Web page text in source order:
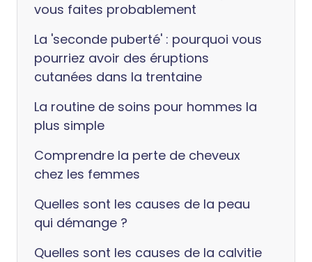
vous faites probablement
La 'seconde puberté' : pourquoi vous
pourriez avoir des éruptions
cutanées dans la trentaine
La routine de soins pour hommes la
plus simple
Comprendre la perte de cheveux
chez les femmes
Quelles sont les causes de la peau
qui démange ?
Quelles sont les causes de la calvitie